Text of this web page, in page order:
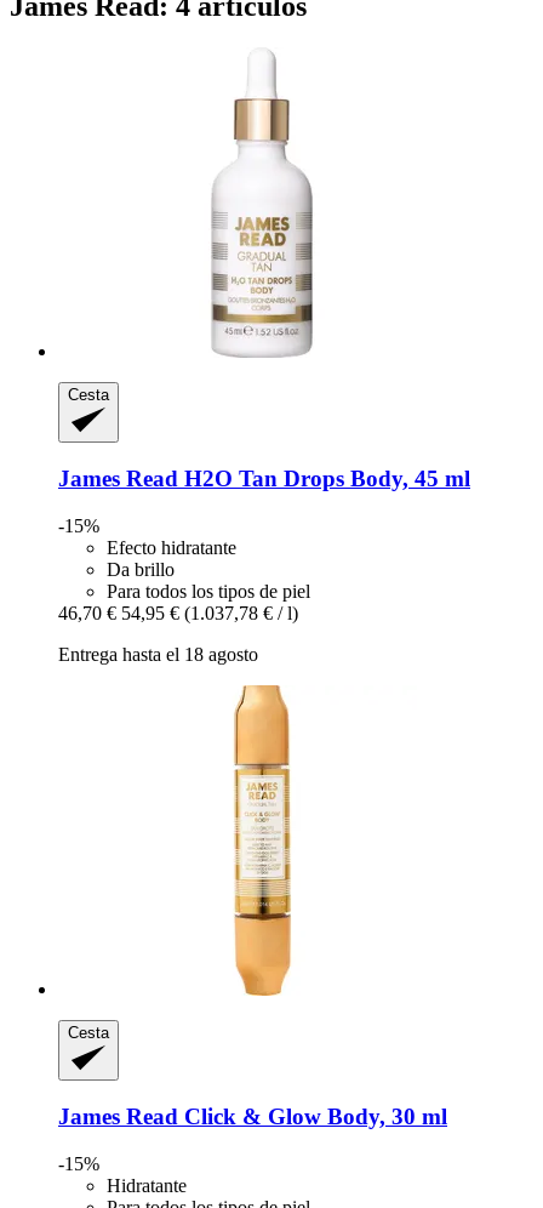
Cesta
James Read H2O Tan Drops Body, 45 ml
-15%
Efecto hidratante
Da brillo
Para todos los tipos de piel
46,70 € 54,95 € (1.037,78 € / l)
Entrega hasta el 18 agosto
Cesta
James Read Click & Glow Body, 30 ml
-15%
Hidratante